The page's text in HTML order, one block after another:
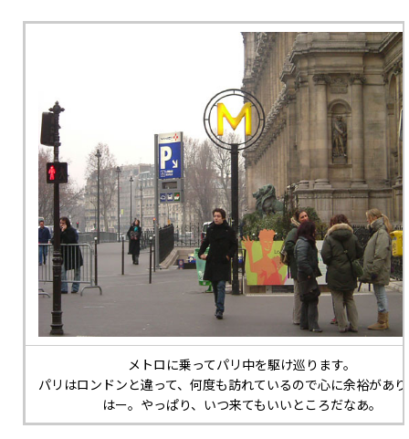
メトロに乗ってパリ中を駆け巡ります。
パリはロンドンと違って、何度も訪れているので心に余裕があ
はー。やっぱり、いつ来てもいいところだなあ。